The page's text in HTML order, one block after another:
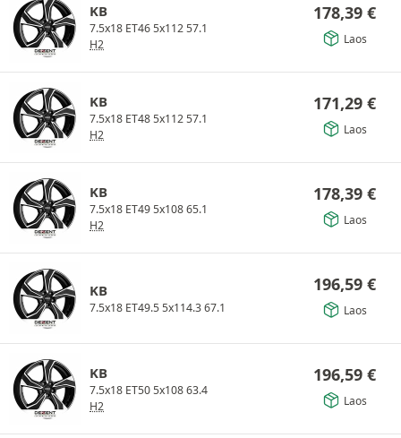
KB
7.5x18 ET46 5x112 57.1
H2
178,39 €
Laos
KB
7.5x18 ET48 5x112 57.1
H2
171,29 €
Laos
KB
7.5x18 ET49 5x108 65.1
H2
178,39 €
Laos
KB
7.5x18 ET49.5 5x114.3 67.1
196,59 €
Laos
KB
7.5x18 ET50 5x108 63.4
H2
196,59 €
Laos